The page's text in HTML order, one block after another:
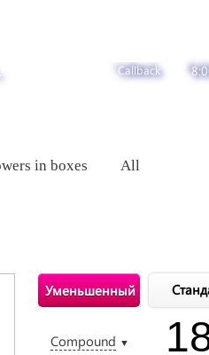
Callback
in boxes All
Уменьшенный
Compound ▼